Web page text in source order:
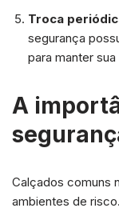
Troca
segurança
para manter
A
Calçados comuns
ambientes de